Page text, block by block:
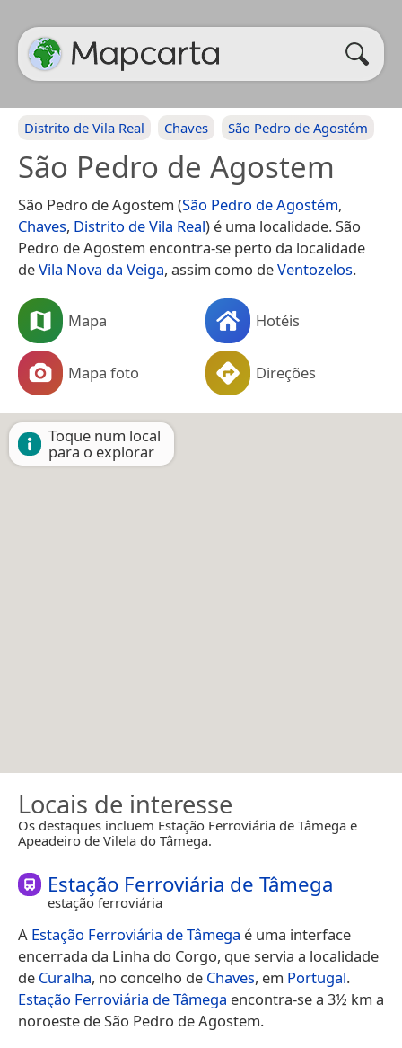
Distrito de Vila Real Chaves São Pedro de Agostém
São Pedro de Agostem
São Pedro de Agostem (São Pedro de Agostém,
Chaves, Distrito de Vila Real) é uma localidade. São
Pedro de Agostem encontra-se perto da localidade
deVila Nova da Veiga, assim como deVentozelos.
Mapa Hotéis
Mapa foto Direções
Toque num local
para o explorar
Locais de interesse
Os destaques incluem Estação Ferroviária de Tâmega e
Apeadeiro de Vilela do Tâmega.
Estação Ferroviária de Tâmega
estação ferroviária
A Estação Ferroviária de Tâmega é uma interface
encerrada da Linha do Corgo, que servia a localidade
de Curalha, no concelho de Chaves, em Portugal.
Estação Ferroviária de Tâmega encontra-se a 3½ km a
noroeste de São Pedro de Agostem.